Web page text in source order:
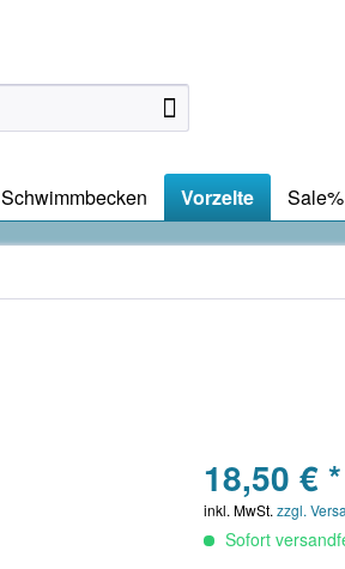
Schwimmbecken Vorzelte Sale%
18,50 € *
inkl. MwSt.zzgl.
Sofort